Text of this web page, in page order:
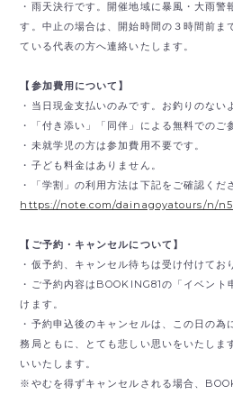
・雨天決行です。開催地域に暴風・大雨警
す。中止の場合は、開始時間の３時間前ま
ている代表の方へ連絡いたします。
【参加費用について】
・当日現金支払いのみです。 お釣りのない
・「付き添い」「同伴」による無料でのご
・未就学児の方は参加費用不要です。
・子ども料金はありません。
・「学割」の利用方法は下記をご確認くだ
https://note.com/dainagoyatours/n/
【ご予約・キャンセルについて】
・仮予約、キャンセル待ちは受け付けてお
・ご予約内容はBOOKING81の「イベント
けます。
・予約申込後のキャンセルは、この日の
務局ともに、とても悲しい思いをいたしま
いいたします。
※やむを得ずキャンセルされる場合、